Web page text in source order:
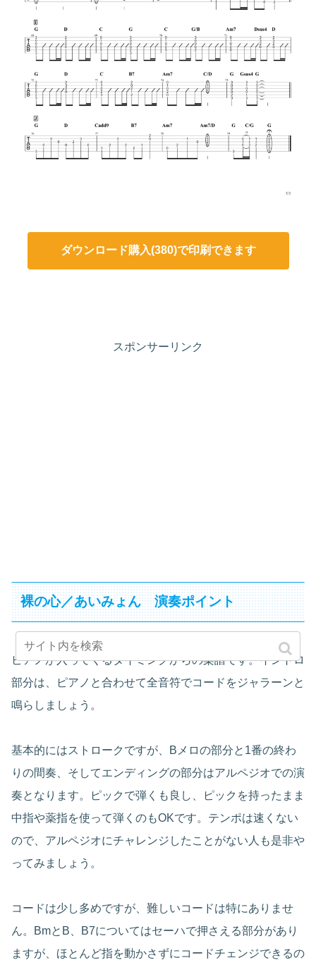
ダウンロード購入(380)で印刷できます
スポンサーリンク
裸の心／あいみょん 演奏ポイント
ピアノが入ってくるタイミングからの楽譜です。イントロ
部分は、ピアノと合わせて全音符でコードをジャラーンと
鳴らしましょう。
基本的にはストロークですが、Bメロの部分と1番の終わ
りの間奏、そしてエンディングの部分はアルペジオでの演
奏となります。ピックで弾くも良し、ピックを持ったまま
中指や薬指を使って弾くのもOKです。テンポは速くない
ので、アルペジオにチャレンジしたことがない人も是非や
ってみましょう。
コードは少し多めですが、難しいコードは特にありませ
ん。BmとB、B7についてはセーハで押さえる部分があり
ますが、ほとんど指を動かさずにコードチェンジできるの